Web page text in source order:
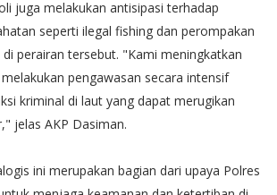
juga melakukan antisipasi terhadap
seperti ilegal fishing dan perompakan
perairan tersebut. "Kami meningkatkan
pengawasan secara intensif
kriminal di laut yang dapat merugikan
jelas AKP Dasiman.
ini merupakan bagian dari upaya Polres